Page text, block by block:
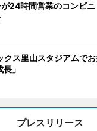
が24時間営業のコンビ
クス里山スタジアムで
」
プレスリリース